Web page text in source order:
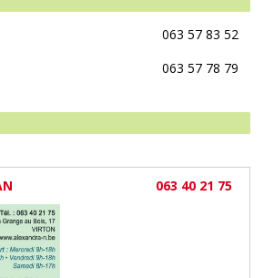
063 57 83 52
063 57 78 79
063 40 21 75